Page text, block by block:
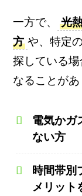
一方で、
光
方 や、特定
探している
なることがあ
電気かガ
ない方
時間帯別
メリット